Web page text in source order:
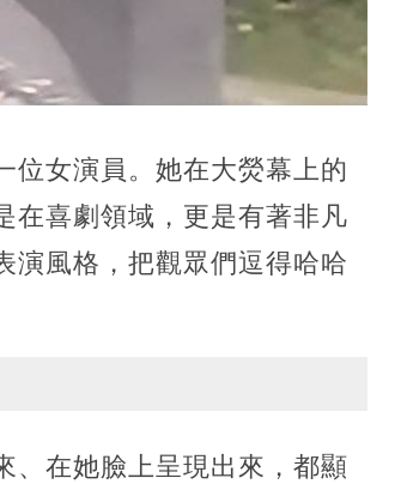
位女演員。她在大熒幕上的
在喜劇領域，更是有著非凡
演風格，把觀眾們逗得哈哈
、在她臉上呈現出來，都顯